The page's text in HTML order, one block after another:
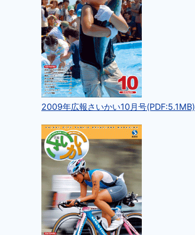
2009年広報さいかい10月号(PDF:5.1MB)